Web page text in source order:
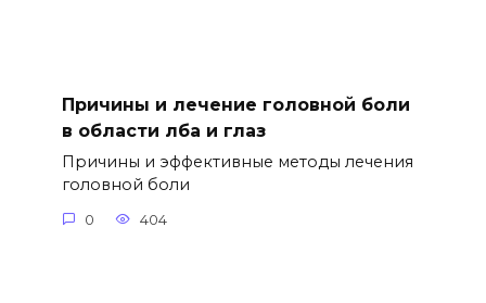
Причины и лечение головной боли
в области лба и глаз
Причины и эффективные методы лечения
головной боли
0 404